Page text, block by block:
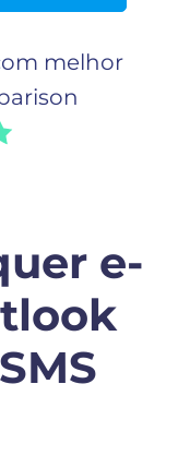
melhor
e-